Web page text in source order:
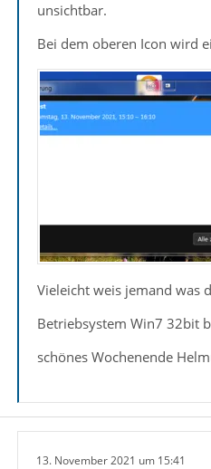
unsichtbar.
Bei dem oberen Icon wird
Vieleicht weis jemand was
Betriebsystem Win7 32bit
schönes Wochenende
13. November 2021 um 15:41